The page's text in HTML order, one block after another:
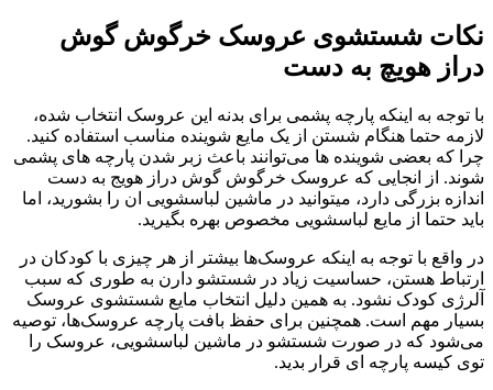
نکات شستشوی عروسک خرگوش گوش
دراز هویچ به دست
با توجه به اینکه پارچه پشمی برای بدنه این عروسک انتخاب شده،
لازمه حتما هنگام شستن از یک مایع شوینده مناسب استفاده کنید.
چرا که بعضی شوینده‌ ها می‌توانند باعث زبر شدن پارچه‌ های پشمی
شوند. از انجایی که عروسک خرگوش گوش دراز هویج به دست
اندازه بزرگی دارد، میتوانید در ماشین لباسشویی ان را بشورید، اما
باید حتما از مایع لباسشویی مخصوص بهره بگیرید.
در واقع با توجه به اینکه عروسک‌ها بیشتر از هر چیزی با کودکان در
ارتباط هستن، حساسیت زیاد در شستشو دارن به طوری که سبب
آلرژی کودک نشود. به همین دلیل انتخاب مایع شستشوی عروسک
بسیار مهم است. همچنین برای حفظ بافت پارچه عروسک‌ها، توصیه
می‌شود که در صورت شستشو در ماشین لباسشویی، عروسک را
توی کیسه پارچه‌ ای قرار بدید.